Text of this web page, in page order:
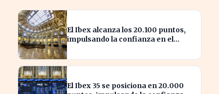
El Ibex alcanza los 20.100 puntos,
impulsando la confianza en el
El Ibex 35 se posiciona en 20.000